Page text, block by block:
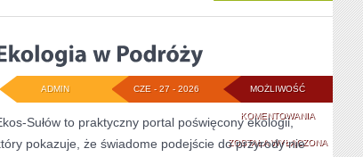
MOŻLIWOŚĆ
KOMENTOWANIAEKOLOGIA
W
ZOSTAŁA WYŁĄCZONA
CZE - 27 - 2026
ADMIN
Sułów to praktyczny portal poświęcony ekologii,
pokazuje, że świadome podejście do przyrody nie